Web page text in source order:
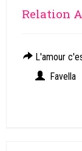
Relation
L'amour
Favella